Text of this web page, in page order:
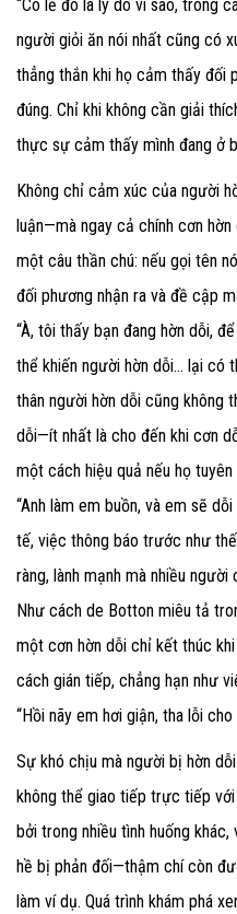
“Có lẽ đó là lý do vì sao, trong
người giỏi ăn nói nhất cũng có
thẳng thắn khi họ cảm thấy đối
đúng. Chỉ khi không cần giải
thực sự cảm thấy mình đang ở
Không chỉ cảm xúc của người
luận—mà ngay cả chính cơn
một câu thần chú: nếu gọi tên
đối phương nhận ra và đề cập
“À, tôi thấy bạn đang hờn dỗi,
thể khiến người hờn dỗi… lại có
thân người hờn dỗi cũng không
dỗi—ít nhất là cho đến khi cơn
một cách hiệu quả nếu họ
“Anh làm em buồn, và em sẽ
tế, việc thông báo trước như
ràng, lành mạnh mà nhiều
Như cách de Botton miêu tả
một cơn hờn dỗi chỉ kết thúc
cách gián tiếp, chẳng hạn như
“Hồi nãy em hơi giận, tha lỗi cho
Sự khó chịu mà người bị hờn
không thể giao tiếp trực tiếp
bởi trong nhiều tình huống
hề bị phản đối—thậm chí còn
làm ví dụ. Quá trình khám phá